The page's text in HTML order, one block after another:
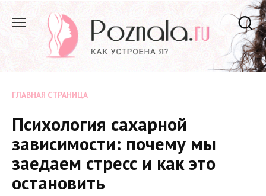
содержанию
ГЛАВНАЯ СТРАНИЦА
Психология сахарной
зависимости: почему мы
заедаем стресс и как это
остановить